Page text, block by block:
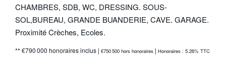
CHAMBRES, SDB, WC, DRESSING. SOUS-
SOL,BUREAU, GRANDE BUANDERIE, CAVE. GARAGE.
Proximité Crèches, Ecoles.
** €790 000 honoraires inclus | €750 500 hors honoraires | Honoraires : 5.26% TTC